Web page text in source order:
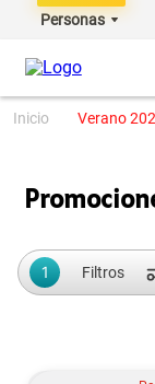
Personas
verano
1 Filtros